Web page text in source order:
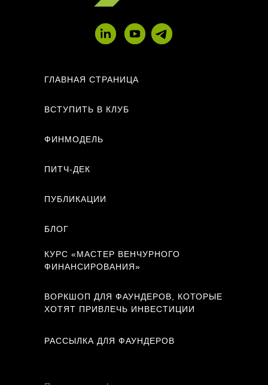
ВСТУПИТЬ В КЛУБ
ПУБЛИКАЦИИ
ГЛАВНАЯ СТРАНИЦА
КУРС «МАСТЕР ВЕНЧУРНОГО
ФИНАНСИРОВАНИЯ»
ВОРКШОП ДЛЯ ФАУНДЕРОВ, КОТОРЫЕ
ХОТЯТ ПРИВЛЕЧЬ ИНВЕСТИЦИИ
РАССЫЛКА ДЛЯ ФАУНДЕРОВ
ФИНМОДЕЛЬ
ПИТЧ-ДЕК
БЛОГ